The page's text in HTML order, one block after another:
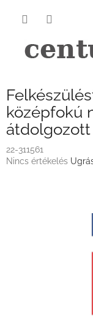
középfokú
átdolgozott
22-311561
A
Nincs értékelés